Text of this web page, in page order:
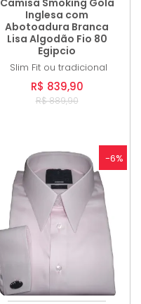
Camisa Smoking Gola
Inglesa com
Abotoadura Branca
Lisa Algodão Fio 80
Egipcio
Slim Fit ou tradicional
R$ 839,90
R$ 889,90
-6%